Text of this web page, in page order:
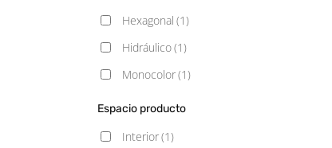
Hexagonal (1)
Hidráulico(1)
Monocolor(1)
Espacio producto
Interior(1)